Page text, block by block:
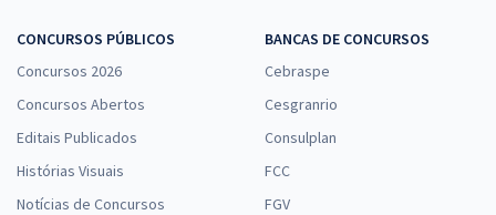
CONCURSOS PÚBLICOS
Concursos 2026
Concursos Abertos
Editais Publicados
Histórias Visuais
Notícias de Concursos
BANCAS DE CONCURSOS
Cebraspe
Cesgranrio
Consulplan
FCC
FGV